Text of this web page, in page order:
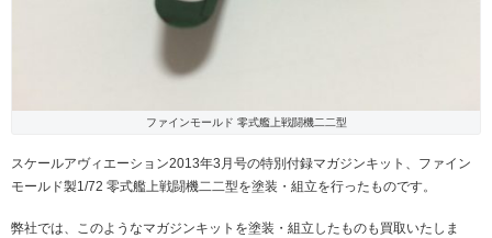
ファインモールド 零式艦上戦闘機二二型
スケールアヴィエーション2013年3月号の特別付録マガジンキット、ファイン
モールド製1/72 零式艦上戦闘機二二型を塗装・組立を行ったものです。
弊社では、このようなマガジンキットを塗装・組立したものも買取いたしま